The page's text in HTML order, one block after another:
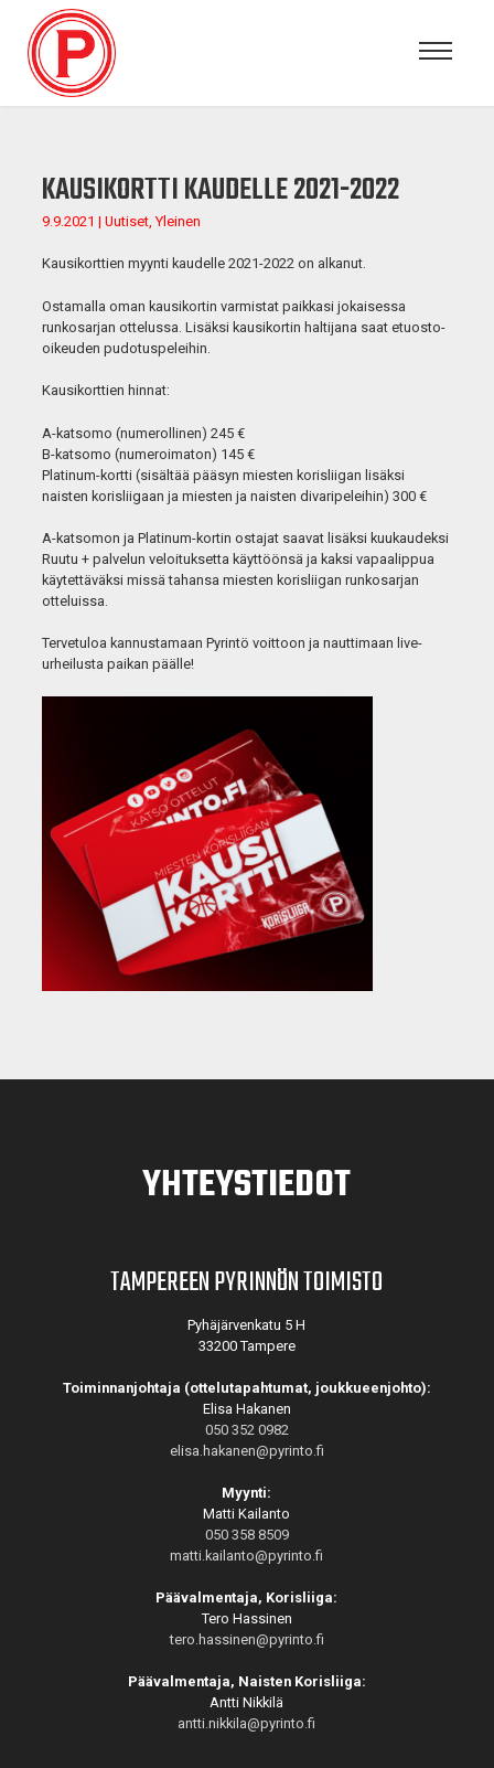
KAUSIKORTTI KAUDELLE 2021-2022
9.9.2021 | Uutiset, Yleinen
Kausikorttien myynti kaudelle 2021-2022 on alkanut.
Ostamalla oman kausikortin varmistat paikkasi jokaisessa
runkosarjan ottelussa. Lisäksi kausikortin haltijana saat etuosto-
oikeuden pudotuspeleihin.
Kausikorttien hinnat:
A-katsomo (numerollinen) 245 €
B-katsomo (numeroimaton) 145 €
Platinum-kortti (sisältää pääsyn miesten korisliigan lisäksi
naisten korisliigaan ja miesten ja naisten divaripeleihin) 300 €
A-katsomon ja Platinum-kortin ostajat saavat lisäksi kuukaudeksi
Ruutu + palvelun veloituksetta käyttöönsä ja kaksi vapaalippua
käytettäväksi missä tahansa miesten korisliigan runkosarjan
otteluissa.
Tervetuloa kannustamaan Pyrintö voittoon ja nauttimaan live-
urheilusta paikan päälle!
YHTEYSTIEDOT
TAMPEREEN PYRINNÖN TOIMISTO
Pyhäjärvenkatu 5 H
33200 Tampere
Toiminnanjohtaja (ottelutapahtumat, joukkueenjohto):
Elisa Hakanen
050 352 0982
elisa.hakanen@pyrinto.fi
Myynti:
Matti Kailanto
050 358 8509
matti.kailanto@pyrinto.fi
Päävalmentaja, Korisliiga:
Tero Hassinen
tero.hassinen@pyrinto.fi
Päävalmentaja, Naisten Korisliiga:
Antti Nikkilä
antti.nikkila@pyrinto.fi